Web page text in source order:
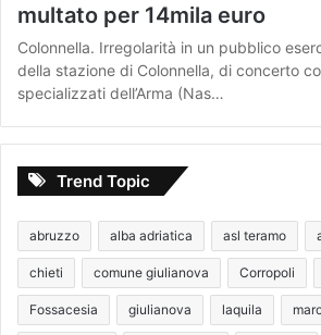
multato per 14mila euro
Colonnella. Irregolarità in un pubblico
della stazione di Colonnella, di concerto
specializzati dell’Arma (Nas…
Trend Topic
abruzzo alba adriatica asl teramo
chieti comune giulianova Corropoli
Fossacesia giulianova laquila